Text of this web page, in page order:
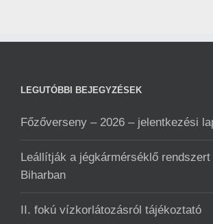
LEGUTÓBBI BEJEGYZÉSEK
Főzőverseny – 2026 – jelentkezési
Leállítják a jégkármérséklő rendszert
Biharban
II. fokú vízkorlátozásról tájékoztató